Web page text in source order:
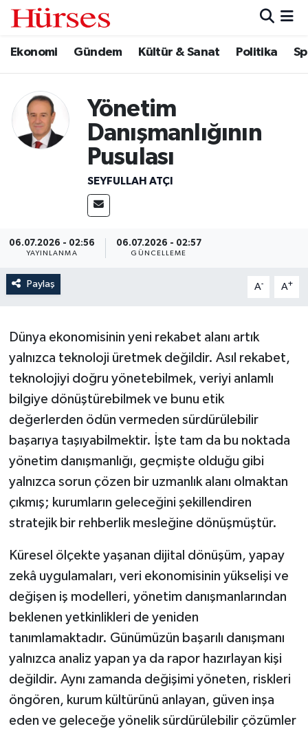
Ekonomi Gündem Kültür & Sanat Politika
Yönetim
Danışmanlığının
Pusulası
SEYFULLAH ATÇI
06.07.2026 - 02:56
YAYINLANMA
06.07.2026 - 02:57
GÜNCELLEME
Paylaş A- A+
Dünya ekonomisinin yeni rekabet alanı artık
yalnızca teknoloji üretmek değildir. Asıl rekabet,
teknolojiyi doğru yönetebilmek, veriyi anlamlı
bilgiye dönüştürebilmek ve bunu etik
değerlerden ödün vermeden sürdürülebilir
başarıya taşıyabilmektir. İşte tam da bu noktada
yönetim danışmanlığı, geçmişte olduğu gibi
yalnızca sorun çözen bir uzmanlık alanı olmaktan
çıkmış; kurumların geleceğini şekillendiren
stratejik bir rehberlik mesleğine dönüşmüştür.
Küresel ölçekte yaşanan dijital dönüşüm, yapay
zekâ uygulamaları, veri ekonomisinin yükselişi ve
değişen iş modelleri, yönetim danışmanlarından
beklenen yetkinlikleri de yeniden
tanımlamaktadır. Günümüzün başarılı danışmanı
yalnızca analiz yapan ya da rapor hazırlayan kişi
değildir. Aynı zamanda değişimi yöneten, riskleri
öngören, kurum kültürünü anlayan, güven inşa
eden ve geleceğe yönelik sürdürülebilir çözümler
Ekonomi
Kültür & Sanat
Hava Durumu
Süper Lig Puan Durumu ve Fikstür
Tüm Manşetler
Son Dakika Haberleri